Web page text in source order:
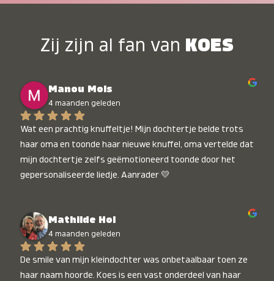
Zij zijn al fan van KOES
Manou Mols
4 maanden geleden
Wat een prachtig knuffeltje! Mijn dochtertje belde trots
haar oma en toonde haar nieuwe knuffel, oma vertelde dat
mijn dochtertje zelfs geëmotioneerd toonde door het
gepersonaliseerde liedje. Aanrader 💛
Mathilde Hol
4 maanden geleden
De smile van mijn kleindochter was onbetaalbaar toen ze
haar naam hoorde. Koes is een vast onderdeel van haar